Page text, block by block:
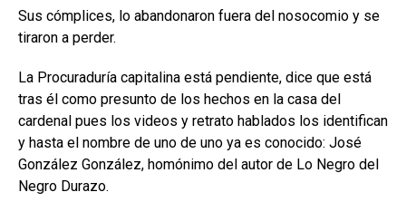
Sus cómplices, lo abandonaron fuera del nosocomio y se
tiraron a perder.
La Procuraduría capitalina está pendiente, dice que está
tras él como presunto de los hechos en la casa del
cardenal pues los videos y retrato hablados los identifican
y hasta el nombre de uno de uno ya es conocido: José
González González, homónimo del autor de Lo Negro del
Negro Durazo.